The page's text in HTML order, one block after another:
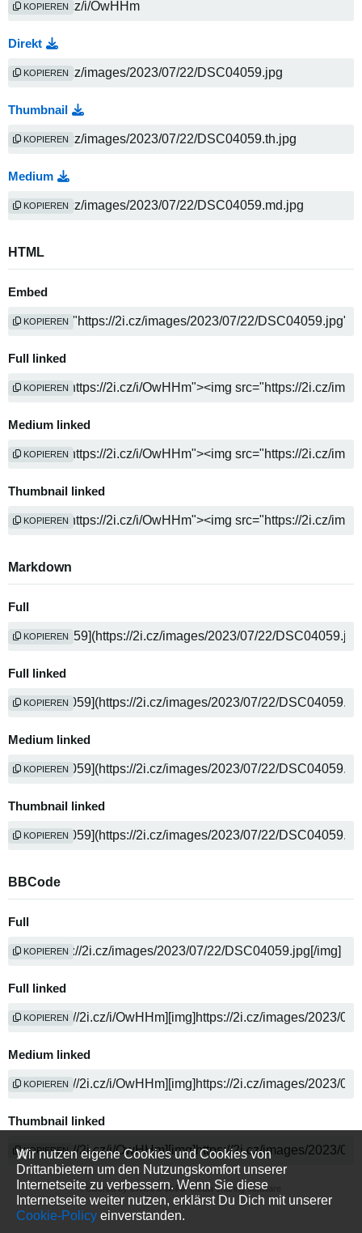
KOPIEREN
Direkt
KOPIEREN
Thumbnail
KOPIEREN
Medium
KOPIEREN
HTML
Embed
KOPIEREN
Full linked
KOPIEREN
Medium linked
KOPIEREN
Thumbnail linked
KOPIEREN
Markdown
Full
KOPIEREN
Full linked
KOPIEREN
Medium linked
KOPIEREN
Thumbnail linked
KOPIEREN
BBCode
Full
KOPIEREN
Full linked
KOPIEREN
Medium linked
KOPIEREN
Thumbnail linked
KOPIEREN
Wir nutzen eigene Cookies und Cookies von
Drittanbietern um den Nutzungskomfort unserer
Internetseite zu verbessern. Wenn Sie diese
Internetseite weiter nutzen, erklärst Du Dich mit unserer
Cookie-Policy einverstanden.
Powered by media sharing software